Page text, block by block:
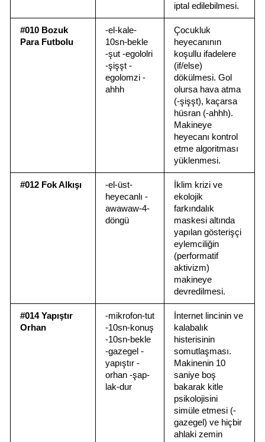
iptal edilebilmesi.
#010 Bozuk
Para Futbolu
-el-kale-
10sn-bekle
-şut -egololri
-şişşt -
egolomzi -
ahhh
Çocukluk
heyecanının
koşullu ifadelere
(if/else)
dökülmesi. Gol
olursa hava atma
(-şişşt), kaçarsa
hüsran (-ahhh).
Makineye
heyecanı kontrol
etme algoritması
yüklenmesi.
#012 Fok Alkışı
-el-üst-
heyecanlı -
awawaw-4-
döngü
İklim krizi ve
ekolojik
farkındalık
maskesi altında
yapılan gösterişçi
eylemciliğin
(performatif
aktivizm)
makineye
devredilmesi.
#014 Yapıştır
Orhan
-mikrofon-tut
-10sn-konuş
-10sn-bekle
-gazegel -
yapıştır -
orhan -şap-
lak-dur
İnternet lincinin ve
kalabalık
histerisinin
somutlaşması.
Makinenin 10
saniye boş
bakarak kitle
psikolojisini
simüle etmesi (-
gazegel) ve hiçbir
ahlaki zemin